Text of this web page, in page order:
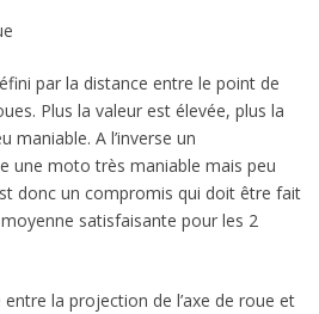
par la distance entre le point de
Plus la valeur est élevée, plus la
maniable. A l’inverse un
une moto très maniable mais peu
donc un compromis qui doit être fait
satisfaisante pour les 2
la projection de l’axe de roue et